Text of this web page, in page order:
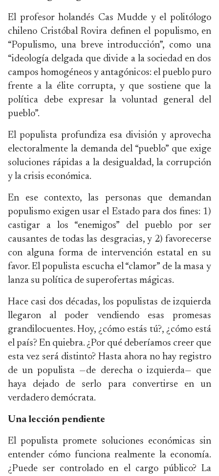
El profesor holandés Cas Mudde y el politólogo
chileno Cristóbal Rovira definen el populismo, en
“Populismo, una breve introducción”, como una
“ideología delgada que divide a la sociedad en dos
campos homogéneos y antagónicos: el pueblo puro
frente a la élite corrupta, y que sostiene que la
política debe expresar la voluntad general del
pueblo”.
El populista profundiza esa división y aprovecha
electoralmente la demanda del “pueblo” que exige
soluciones rápidas a la desigualdad, la corrupción
y la crisis económica.
En ese contexto, las personas que demandan
populismo exigen usar el Estado para dos fines: 1)
castigar a los “enemigos” del pueblo por ser
causantes de todas las desgracias, y 2) favorecerse
con alguna forma de intervención estatal en su
favor. El populista escucha el “clamor” de la masa y
lanza su política de superofertas mágicas.
Hace casi dos décadas, los populistas de izquierda
llegaron al poder vendiendo esas promesas
grandilocuentes. Hoy, ¿cómo estás tú?, ¿cómo está
el país? En quiebra. ¿Por qué deberíamos creer que
esta vez será distinto? Hasta ahora no hay registro
de un populista —de derecha o izquierda— que
haya dejado de serlo para convertirse en un
verdadero demócrata.
Una lección pendiente
El populista promete soluciones económicas sin
entender cómo funciona realmente la economía.
¿Puede ser controlado en el cargo público? La